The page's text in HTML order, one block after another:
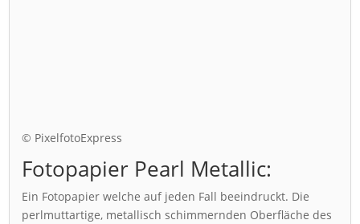
© PixelfotoExpress
Fotopapier Pearl Metallic:
Ein Fotopapier welche auf jeden Fall beeindruckt. Die
perlmuttartige, metallisch schimmernden Oberfläche des